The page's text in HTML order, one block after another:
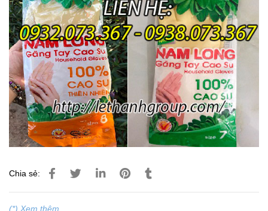
Chia sẻ:
(*) Xem thêm